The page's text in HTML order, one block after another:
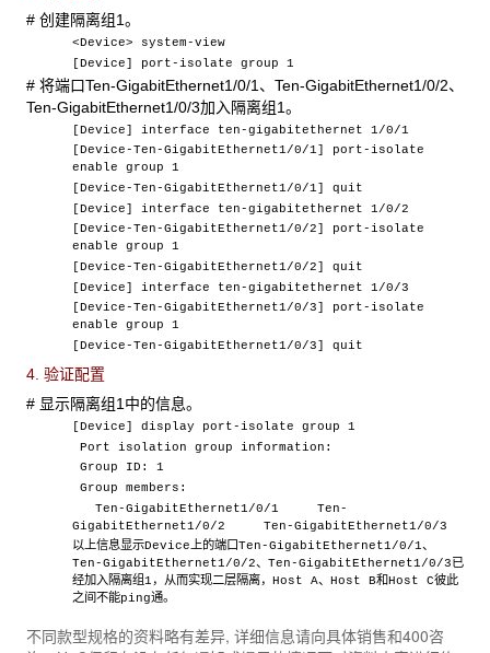
# 创建隔离组1。
<Device> system-view
[Device] port-isolate group 1
# 将端口Ten-GigabitEthernet1/0/1、Ten-GigabitEthernet1/0/2、
Ten-GigabitEthernet1/0/3加入隔离组1。
[Device] interface ten-gigabitethernet 1/0/1
[Device-Ten-GigabitEthernet1/0/1] port-isolate
enable group 1
[Device-Ten-GigabitEthernet1/0/1] quit
[Device] interface ten-gigabitethernet 1/0/2
[Device-Ten-GigabitEthernet1/0/2] port-isolate
enable group 1
[Device-Ten-GigabitEthernet1/0/2] quit
[Device] interface ten-gigabitethernet 1/0/3
[Device-Ten-GigabitEthernet1/0/3] port-isolate
enable group 1
[Device-Ten-GigabitEthernet1/0/3] quit
4. 验证配置
# 显示隔离组1中的信息。
[Device] display port-isolate group 1
Port isolation group information:
Group ID: 1
Group members:
Ten-GigabitEthernet1/0/1 Ten-
GigabitEthernet1/0/2 Ten-GigabitEthernet1/0/3
以上信息显示Device上的端口Ten-GigabitEthernet1/0/1、
Ten-GigabitEthernet1/0/2、Ten-GigabitEthernet1/0/3已
经加入隔离组1，从而实现二层隔离，Host A、Host B和Host C彼此
之间不能ping通。
不同款型规格的资料略有差异, 详细信息请向具体销售和400咨